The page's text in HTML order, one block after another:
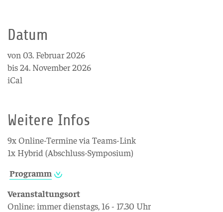
Datum
von 03. Februar 2026
bis 24. November 2026
iCal
Weitere Infos
9x Online-Termine via Teams-Link
1x Hybrid (Abschluss-Symposium)
Programm
Veranstaltungsort
Online: immer dienstags, 16 - 17.30 Uhr